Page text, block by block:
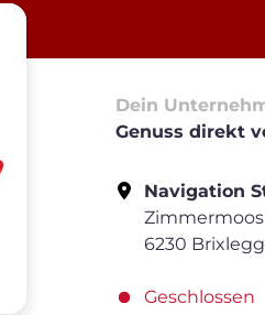
Dein
Genuss direkt
Navigation
Zimmermoos
6230 Brixlegg
Geschlossen